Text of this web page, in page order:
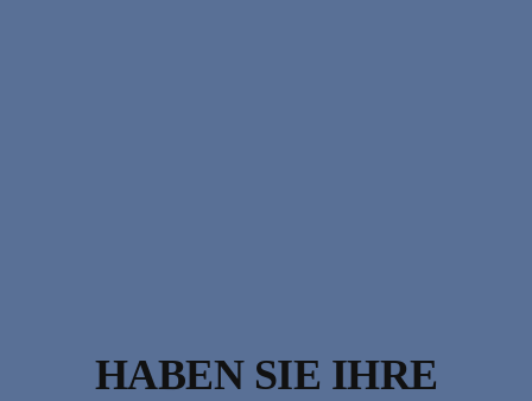
HABEN SIE IHRE